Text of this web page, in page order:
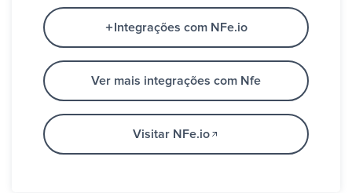
Integrações com NFe.io
Ver mais integrações com Nfe
Visitar NFe.io